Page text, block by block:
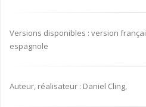
Versions disponibles : version
espagnole
Auteur, réalisateur : Daniel Cling,